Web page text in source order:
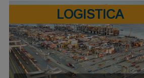
LOGISTICA